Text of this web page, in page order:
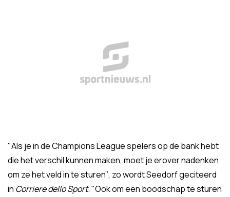
"Als je in de Champions League spelers op de bank hebt
die het verschil kunnen maken, moet je erover nadenken
om ze het veld in te sturen’’, zo wordt Seedorf geciteerd
in Corriere dello Sport. "Ook om een boodschap te sturen